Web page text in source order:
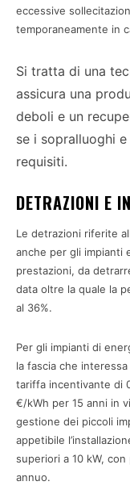
eccessive
temporaneamente in
Si tratta di una
assicura una
deboli e un
se i sopralluoghi
requisiti.
DETRAZIONI E
Le detrazioni riferite
anche per gli impianti
prestazioni, da
data oltre la quale la
al 36%.
Per gli impianti di
la fascia che
tariffa incentivante di
€/kWh per 15 anni in
gestione dei piccoli
appetibile
superiori a 10 kW,
annuo.